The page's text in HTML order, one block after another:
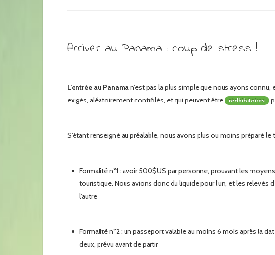
Arriver au Panama : coup de stress !
L’entrée au Panaman’est pas la plus simple que nous ayons connu,
exigés, aléatoirement contrôlés, et qui peuvent être rédhibitoires
S’étant renseigné au préalable, nous avons plus ou moins préparé le
Formalité n°1 : avoir 500$US par personne, prouvant les
touristique. Nous avions donc du liquide pour l’un, et les relevés
l’autre
Formalité n°2 : un passeport valable au moins 6 mois après la
deux, prévu avant de partir